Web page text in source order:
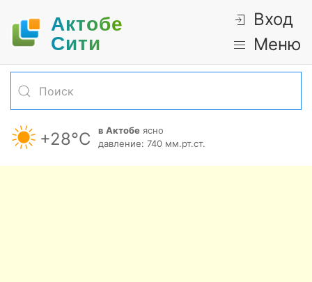
Актобе
Cити
Вход
Меню
+28°С в Актобе ясно
давление: 740 мм.рт.ст.